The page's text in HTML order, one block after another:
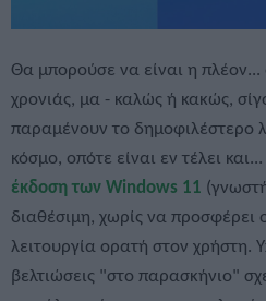
Θα μπορούσε να είναι η πλέον...
χρονιάς, μα - καλώς ή κακώς,
παραμένουν το δημοφιλέστερο
κόσμο, οπότε είναι εν τέλει
έκδοση των Windows 11
διαθέσιμη, χωρίς να προσφέρει
λειτουργία ορατή στον χρήστη.
βελτιώσεις "στο παρασκήνιο"